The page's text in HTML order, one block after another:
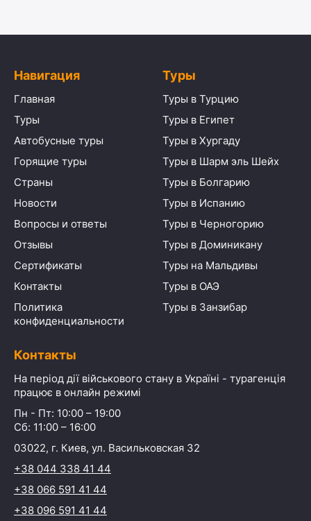
Навигация
Главная
Туры
Автобусные туры
Горящие туры
Страны
Новости
Вопросы и ответы
Отзывы
Сертификаты
Контакты
Политика
конфиденциальности
Туры
Туры в Турцию
Туры в Египет
Туры в Хургаду
Туры в Шарм эль Шейх
Туры в Болгарию
Туры в Испанию
Туры в Черногорию
Туры в Доминикану
Туры на Мальдивы
Туры в ОАЭ
Туры в Занзибар
Контакты
На період дії військового стану в Україні - турагенція
працює в онлайн режимі
Пн - Пт: 10:00 – 19:00
Сб: 11:00 – 16:00
03022, г. Киев, ул. Васильковская 32
+38 044 338 41 44
+38 066 591 41 44
+38 096 591 41 44